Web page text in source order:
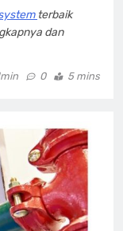
terbaik
dan
0 5 mins